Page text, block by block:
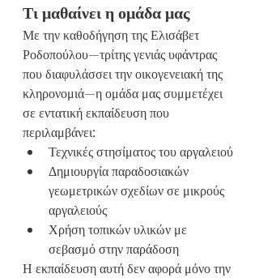
Τι μαθαίνει η ομάδα μας
Με την καθοδήγηση της Ελισάβετ
Ροδοπούλου—τρίτης γενιάς υφάντρας
που διαφυλάσσει την οικογενειακή της
κληρονομιά—η ομάδα μας συμμετέχει
σε εντατική εκπαίδευση που
περιλαμβάνει:
Τεχνικές στησίματος του αργαλειού
Δημιουργία παραδοσιακών
γεωμετρικών σχεδίων σε μικρούς
αργαλειούς
Χρήση τοπικών υλικών με
σεβασμό στην παράδοση
Η εκπαίδευση αυτή δεν αφορά μόνο την